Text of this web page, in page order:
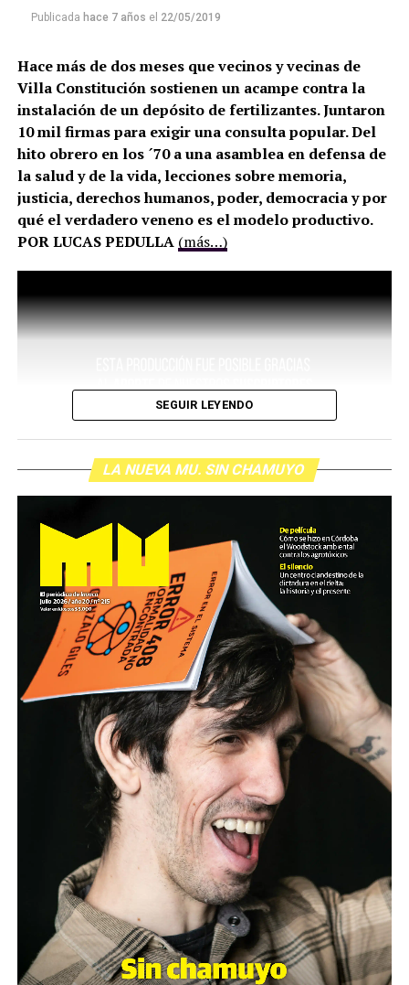
Publicada hace 7 años el 22/05/2019
Hace más de dos meses que vecinos y vecinas de
Villa Constitución sostienen un acampe contra la
instalación de un depósito de fertilizantes. Juntaron
10 mil firmas para exigir una consulta popular. Del
hito obrero en los ´70 a una asamblea en defensa de
la salud y de la vida, lecciones sobre memoria,
justicia, derechos humanos, poder, democracia y por
qué el verdadero veneno es el modelo productivo.
POR LUCAS PEDULLA (más…)
SEGUIR LEYENDO
LA NUEVA MU. SIN CHAMUYO